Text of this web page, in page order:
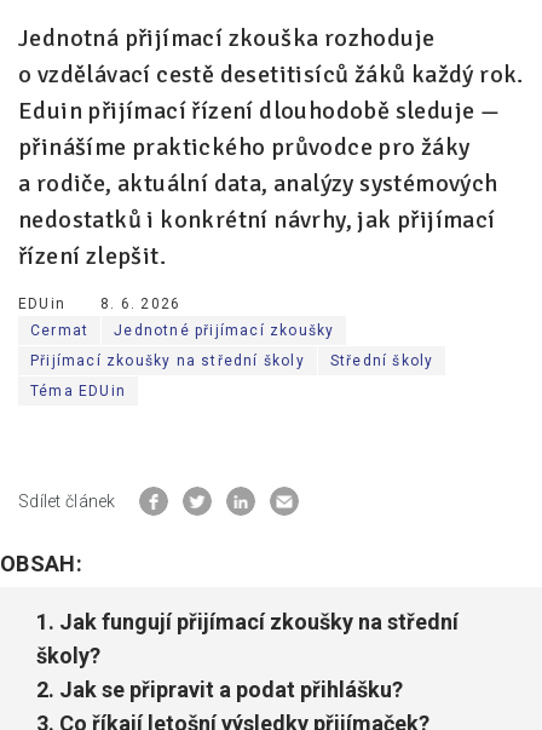
O nás
O nás
Partneři a dárci
Kontakty
Jednotná přijímací zkouška rozhoduje
o vzdělávací cestě desetitisíců žáků každý rok.
Eduin přijímací řízení dlouhodobě sleduje —
přinášíme praktického průvodce pro žáky
a rodiče, aktuální data, analýzy systémových
nedostatků i konkrétní návrhy, jak přijímací
řízení zlepšit.
EDUin
8. 6. 2026
Cermat
Jednotné přijímací zkoušky
Přijímací zkoušky na střední školy
Střední školy
Téma EDUin
Sdílet článek
OBSAH:
Jak fungují přijímací zkoušky na střední
školy?
Jak se připravit a podat přihlášku?
Co říkají letošní výsledky přijímaček?